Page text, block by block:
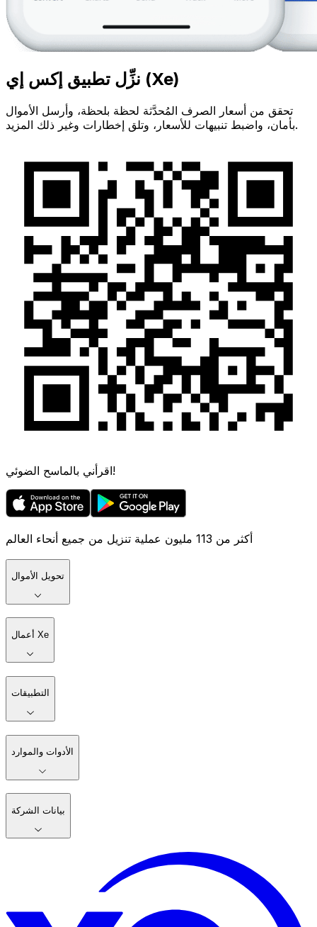
نزِّل تطبيق إكس إي (Xe)
تحقق من أسعار الصرف المُحدَّثة لحظة بلحظة، وأرسل الأموال
بأمان، واضبط تنبيهات للأسعار، وتلق إخطارات وغير ذلك المزيد.
اقرأني بالماسح الضوئي!
أكثر من 113 مليون عملية تنزيل من جميع أنحاء العالم
تحويل الأموال
أعمال Xe
التطبيقات
الأدوات والموارد
بيانات الشركة